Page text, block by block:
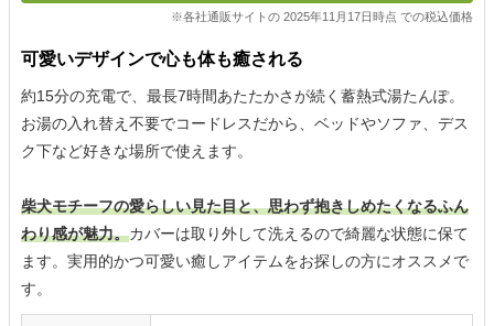
※各社通販サイトの 2025年11月17日時点 での税込価格
可愛いデザインで心も体も癒される
約15分の充電で、最長7時間あたたかさが続く蓄熱式湯たんぽ。
お湯の入れ替え不要でコードレスだから、ベッドやソファ、デス
ク下など好きな場所で使えます。
柴犬モチーフの愛らしい見た目と、思わず抱きしめたくなるふん
わり感が魅力。カバーは取り外して洗えるので綺麗な状態に保て
ます。実用的かつ可愛い癒しアイテムをお探しの方にオススメで
す。